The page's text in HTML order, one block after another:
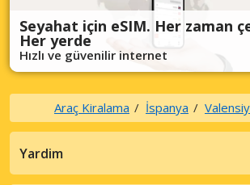
Seyahat için eSIM. Her zaman
Her yerde
Hızlı ve güvenilir internet
Araç Kiralama İspanya
Yardim